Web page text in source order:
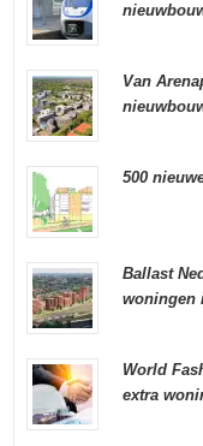
Van
500
Ballast
woningen
World
extra